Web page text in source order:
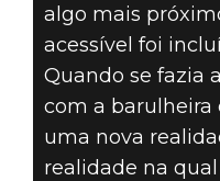
algo mais
acessível foi
Quando se fazia
com a barulheira
uma nova
realidade na